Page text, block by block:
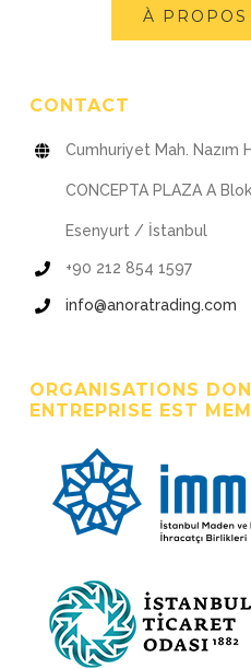
À
CONTACT
Cumhuriyet Mah. Nazım
CONCEPTA PLAZA A
Esenyurt / İstanbul
+90 212 854 1597
info@anoratrading.com
ORGANISATIONS
ENTREPRISE EST